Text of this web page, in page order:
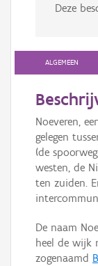
Deze
ALGEMEEN
Noeveren,
gelegen
(de
westen, de
ten zuiden.
De naam
heel de wijk
zogenaamd